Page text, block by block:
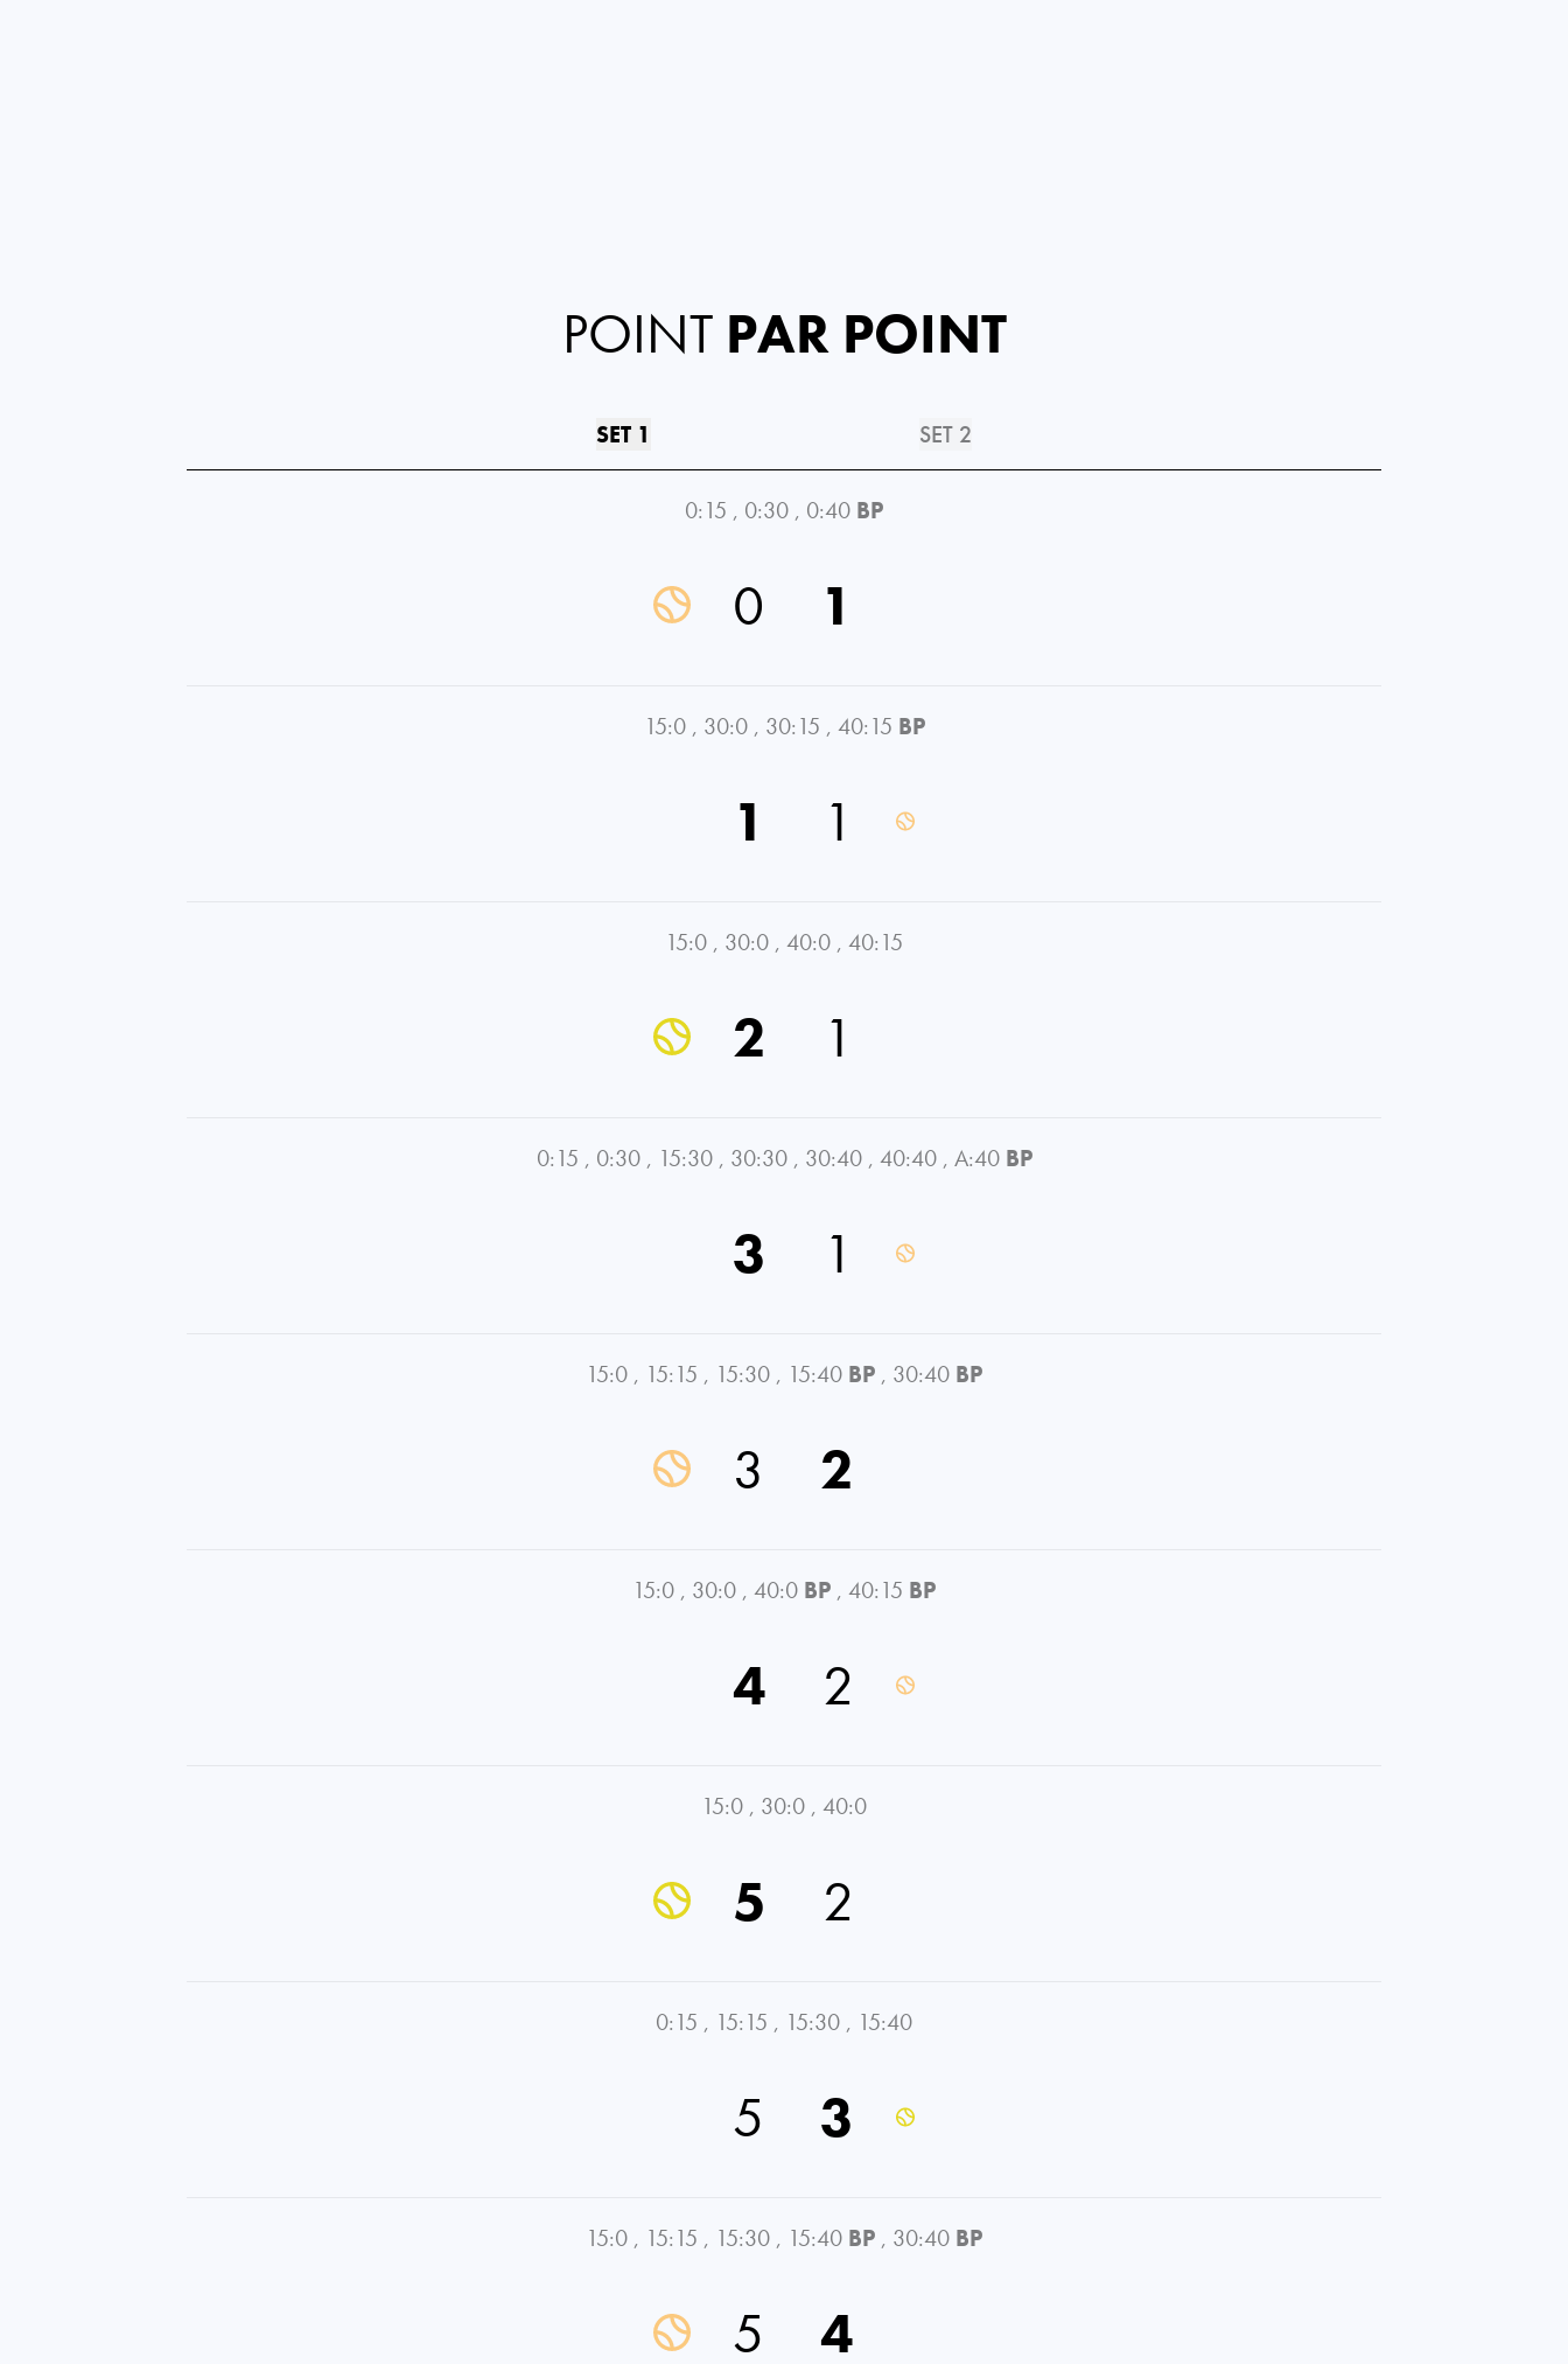
POINT PAR POINT
SET 1 SET 2
0:15 , 0:30 , 0:40 BP
0 1
15:0 , 30:0 , 30:15 , 40:15 BP
1 1
15:0 , 30:0 , 40:0 , 40:15
2 1
0:15 , 0:30 , 15:30 , 30:30 , 30:40 , 40:40 , A:40 BP
3 1
15:0 , 15:15 , 15:30 , 15:40 BP , 30:40 BP
3 2
15:0 , 30:0 , 40:0 BP , 40:15 BP
4 2
15:0 , 30:0 , 40:0
5 2
0:15 , 15:15 , 15:30 , 15:40
5 3
15:0 , 15:15 , 15:30 , 15:40 BP , 30:40 BP
5 4